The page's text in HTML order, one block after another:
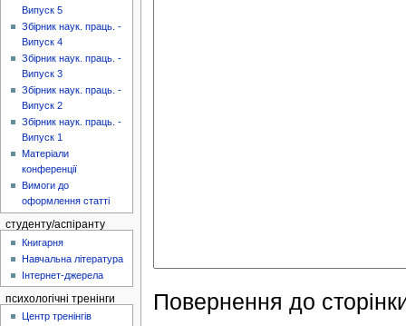
Повернення до
Випуск 5
Збірник наук. праць. -
Випуск 4
Збірник наук. праць. -
Випуск 3
Збірник наук. праць. -
Випуск 2
Збірник наук. праць. -
Випуск 1
Матеріали
конференції
Вимоги до
оформлення статті
студенту/аспіранту
Книгарня
Навчальна література
Інтернет-джерела
психологічні тренінги
Центр тренінгів